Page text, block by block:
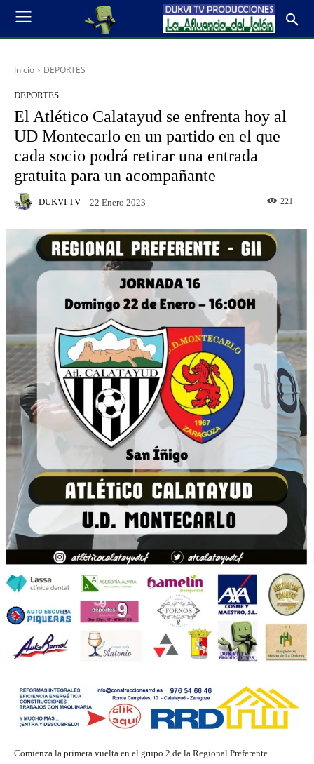
Inicio DEPORTES
DEPORTES
El Atlético Calatayud se enfrenta hoy al
UD Montecarlo en un partido en el que
cada socio podrá retirar una entrada
gratuita para un acompañante
DUKVI TV 22 Enero 2023 221
Comienza la primera vuelta en el grupo 2 de la Regional Preferente